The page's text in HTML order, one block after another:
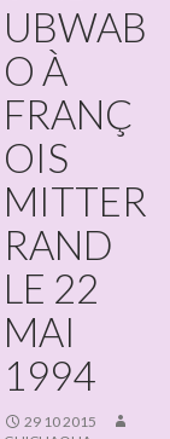
UBWAB
O À
FRANÇ
OIS
MITTER
RAND
LE 22
MAI
1994
29 10 2015